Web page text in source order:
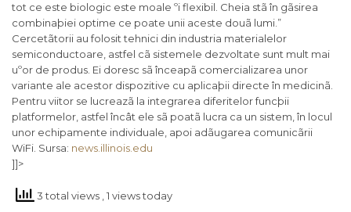
tot ce este biologic este moale ºi flexibil. Cheia stã în gãsirea
combinaþiei optime ce poate unii aceste douã lumi.”
Cercetãtorii au folosit tehnici din industria materialelor
semiconductoare, astfel cã sistemele dezvoltate sunt mult mai
uºor de produs. Ei doresc sã înceapã comercializarea unor
variante ale acestor dispozitive cu aplicaþii directe în medicinã.
Pentru viitor se lucreazã la integrarea diferitelor funcþii
platformelor, astfel încât ele sã poatã lucra ca un sistem, în locul
unor echipamente individuale, apoi adãugarea comunicãrii
WiFi. Sursa: news.illinois.edu
]]>
3 total views , 1 views today